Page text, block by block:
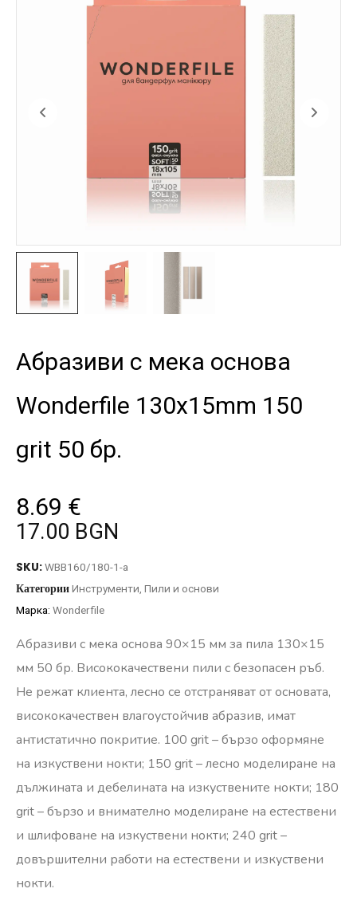
Абразиви с мека основа
Wonderfile 130x15mm 150
grit 50 бр.
8.69 €
17.00 BGN
SKU:WBB160/180-1-a
КатегорииИнструменти Пили и основи
Марка: Wonderfile
Абразиви с мека основа 90×15 мм за пила 130×15
мм 50 бр. Висококачествени пили с безопасен ръб.
Не режат клиента, лесно се отстраняват от основата,
висококачествен влагоустойчив абразив, имат
антистатично покритие. 100 grit – бързо оформяне
на изкуствени нокти; 150 grit – лесно моделиране на
дължината и дебелината на изкуствените нокти; 180
grit – бързо и внимателно моделиране на естествени
и шлифоване на изкуствени нокти; 240 grit –
довършителни работи на естествени и изкуствени
нокти.